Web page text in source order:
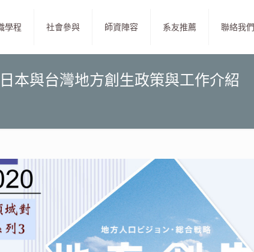
學程 社會參與 師資陣容 系友推薦 聯絡我們
本與台灣地方創生政策與工作介紹